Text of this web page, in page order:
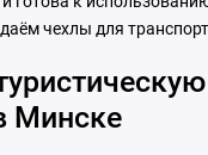
чехлы для
Минске